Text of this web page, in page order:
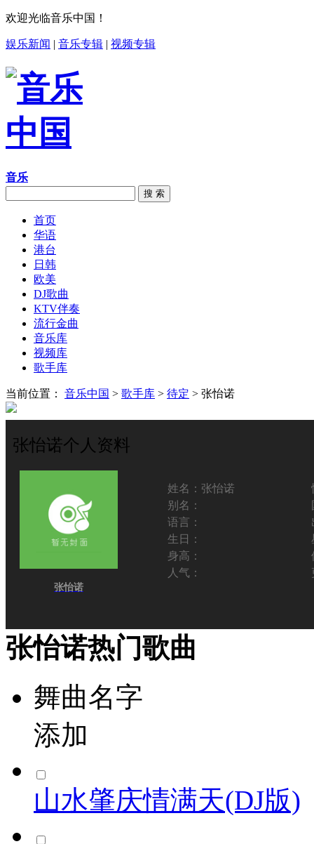
欢迎光临音乐中国！
娱乐新闻 | 音乐专辑 | 视频专辑
音乐
搜 索
首页
华语
港台
日韩
欧美
DJ歌曲
KTV伴奏
流行金曲
音乐库
视频库
歌手库
当前位置： 音乐中国 > 歌手库 > 待定 > 张怡诺
张怡诺个人资料
张怡诺
姓名： 张怡诺
别名：
语言：
生日：
身高：
人气：
张怡诺热门歌曲
舞曲名字
添加
山水肇庆情满天(DJ版)